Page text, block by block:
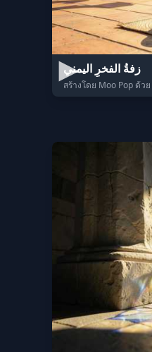
زفةُ الفخرِ اليمني
สร้างโดย Moo Pop ด้วย